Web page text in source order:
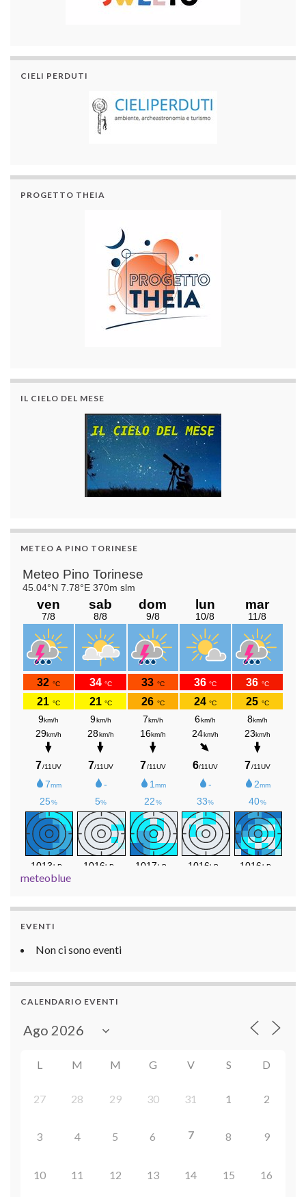
CIELI PERDUTI
PROGETTO THEIA
IL CIELO DEL MESE
METEO A PINO TORINESE
meteoblue
EVENTI
Non ci sono eventi
CALENDARIO EVENTI
L M M G V S D
27 28 29 30 31 1 2
3 4 5 6 7 8 9
10 11 12 13 14 15 16